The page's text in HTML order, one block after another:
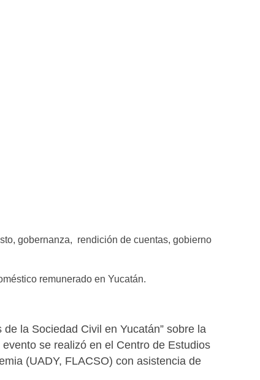
gobernanza, rendición de cuentas, gobierno
remunerado en Yucatán.
la Sociedad Civil en Yucatán” sobre la
se realizó en el Centro de Estudios
(UADY, FLACSO) con asistencia de